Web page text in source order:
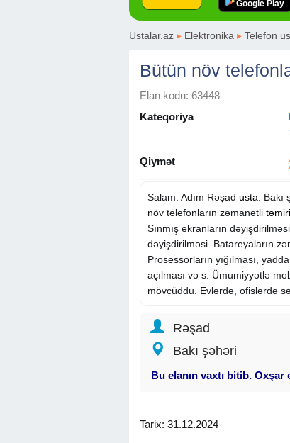
Google Play
Ustalar.az ▸ Elektronika ▸ Telefon
Bütün növ
Elan kodu: 63448
Kateqoriya
Qiymət
Salam. Adım Rəşad usta .
növ telefonların zəmanətli təmiri
Sınmış ekranların
dəyişdirilməsi. Batareyaların
Prosessorların yığılması,
açılması və s. Ümumiyyətlə
mövcüddu. Evlərdə, ofislərdə
Rəşad
Bakı şəhəri
Bu elanın vaxtı bitib. Oxşar
Tarix: 31.12.2024